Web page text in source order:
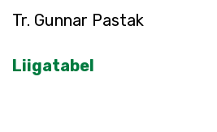
Tr. Gunnar Pastak
Liigatabel